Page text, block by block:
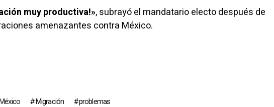
muy productiva!», subrayó el mandatario electo después de
amenazantes contra México.
Migración problemas